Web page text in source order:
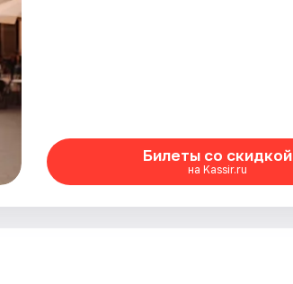
Билеты со скидкой
на Kassir.ru